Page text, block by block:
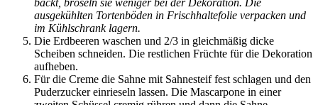
backt, bröseln sie weniger bei der Dekoration. Die
ausgekühlten Tortenböden in Frischhaltefolie verpacken und
im Kühlschrank lagern.
Die Erdbeeren waschen und 2/3 in gleichmäßig dicke
Scheiben schneiden. Die restlichen Früchte für die Dekoration
aufheben.
Für die Creme die Sahne mit Sahnesteif fest schlagen und den
Puderzucker einrieseln lassen. Die Mascarpone in einer